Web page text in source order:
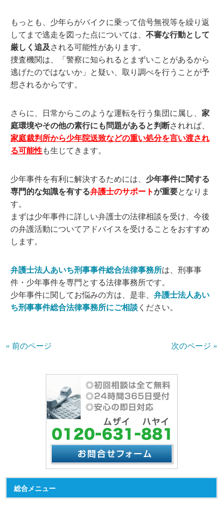
もっとも、少年らがバイクに乗って信号無視等を繰り返
してまで逃走を図った点については、不審な行動として
厳しく追及される可能性があります。
捜査機関は、「警察に知られるとまずいことがあるから
逃げたのではないか」と疑い、取り調べを行うことが予
想されるからです。
さらに、日常からこのような運転を行う集団に属し、家
庭環境やその他の素行にも問題があると判断されれば、
家庭裁判所から少年院送致などの重い処分を言い渡され
る可能性も生じてきます。
少年事件を有利に解決するためには、 少年事件に関する
専門的な知識を有する弁護士のサポートが重要となりま
す。
まずは少年事件に詳しい弁護士の法律相談を受け、今後
の弁護活動についてアドバイスを受けることをおすすめ
します。
弁護士法人あいち刑事事件総合法律事務所は、刑事事
件・少年事件を専門とする法律事務所です。
少年事件に関してお悩みの方は、是非、弁護士法人あい
ち刑事事件総合法律事務所にご相談ください。
« 前のページ 次のページ »
総合メニュー